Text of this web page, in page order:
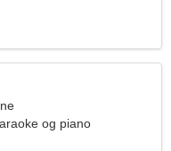
og piano